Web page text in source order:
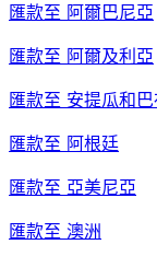
匯款至 阿爾巴尼亞
匯款至 阿爾及利亞
匯款至 安提瓜和
匯款至 阿根廷
匯款至 亞美尼亞
匯款至 澳洲